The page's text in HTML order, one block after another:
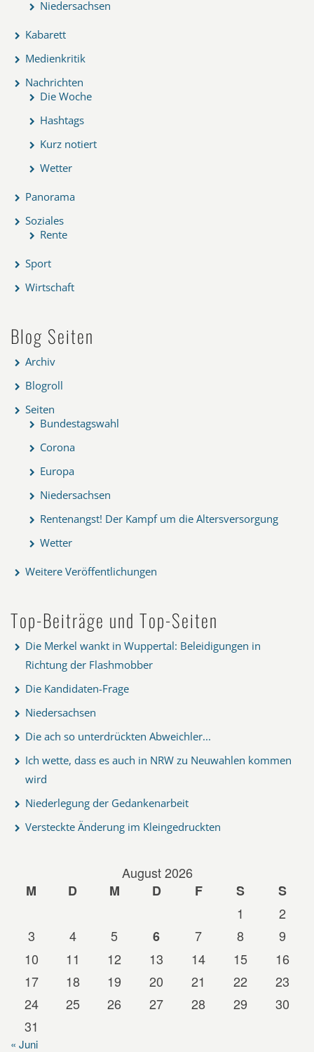
Niedersachsen
Kabarett
Medienkritik
Nachrichten
Die Woche
Hashtags
Kurz notiert
Wetter
Panorama
Soziales
Rente
Sport
Wirtschaft
Blog Seiten
Archiv
Blogroll
Seiten
Bundestagswahl
Corona
Europa
Niedersachsen
Rentenangst! Der Kampf um die Altersversorgung
Wetter
Weitere Veröffentlichungen
Top-Beiträge und Top-Seiten
Die Merkel wankt in Wuppertal: Beleidigungen in
Richtung der Flashmobber
Die Kandidaten-Frage
Niedersachsen
Die ach so unterdrückten Abweichler...
Ich wette, dass es auch in NRW zu Neuwahlen kommen
wird
Niederlegung der Gedankenarbeit
Versteckte Änderung im Kleingedruckten
August 2026
M
D M D F S
S
1
2
3
4 5 6 7 8
9
10
11 12 13 14 15
16
17
18 19 20 21 22
23
24
25 26 27 28 29
30
31
« Juni